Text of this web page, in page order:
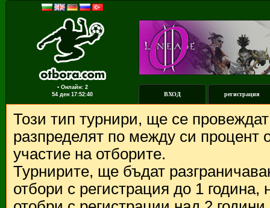
▪ Онлайн: 2
54 ден 17:52:40 ВХОД регистрация
Този тип турнири, ще се
разпределят по между си процент
участие на отборите.
Турнирите, ще бъдат
отбори с регистрация до 1